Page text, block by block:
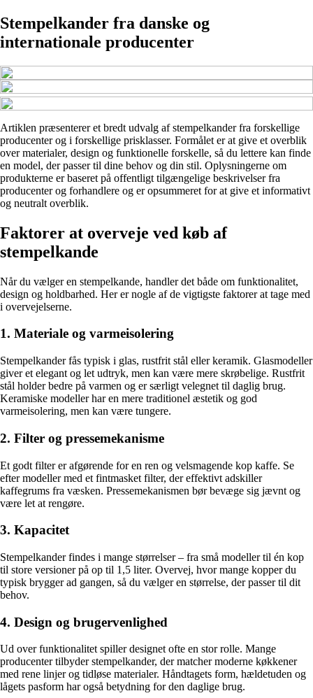
Stempelkander fra danske og
internationale producenter
Artiklen præsenterer et bredt udvalg af stempelkander fra forskellige
producenter og i forskellige prisklasser. Formålet er at give et overblik
over materialer, design og funktionelle forskelle, så du lettere kan finde
en model, der passer til dine behov og din stil. Oplysningerne om
produkterne er baseret på offentligt tilgængelige beskrivelser fra
producenter og forhandlere og er opsummeret for at give et informativt
og neutralt overblik.
Faktorer at overveje ved køb af
stempelkande
Når du vælger en stempelkande, handler det både om funktionalitet,
design og holdbarhed. Her er nogle af de vigtigste faktorer at tage med
i overvejelserne.
1. Materiale og varmeisolering
Stempelkander fås typisk i glas, rustfrit stål eller keramik. Glasmodeller
giver et elegant og let udtryk, men kan være mere skrøbelige. Rustfrit
stål holder bedre på varmen og er særligt velegnet til daglig brug.
Keramiske modeller har en mere traditionel æstetik og god
varmeisolering, men kan være tungere.
2. Filter og pressemekanisme
Et godt filter er afgørende for en ren og velsmagende kop kaffe. Se
efter modeller med et fintmasket filter, der effektivt adskiller
kaffegrums fra væsken. Pressemekanismen bør bevæge sig jævnt og
være let at rengøre.
3. Kapacitet
Stempelkander findes i mange størrelser – fra små modeller til én kop
til store versioner på op til 1,5 liter. Overvej, hvor mange kopper du
typisk brygger ad gangen, så du vælger en størrelse, der passer til dit
behov.
4. Design og brugervenlighed
Ud over funktionalitet spiller designet ofte en stor rolle. Mange
producenter tilbyder stempelkander, der matcher moderne køkkener
med rene linjer og tidløse materialer. Håndtagets form, hældetuden og
lågets pasform har også betydning for den daglige brug.